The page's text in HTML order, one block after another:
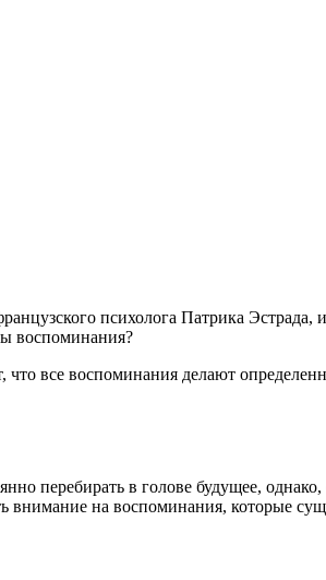
психолога Патрика Эстрада,
воспоминания?
все воспоминания делают
перебирать в голове будущее,
на воспоминания, которые